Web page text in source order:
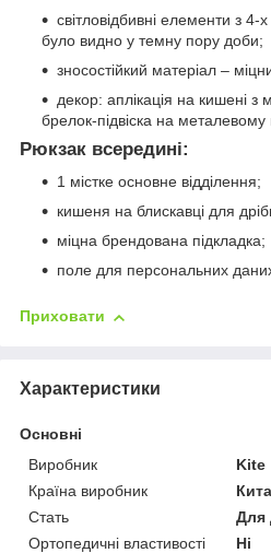
світловідбивні елементи з
було видно у темну пору доби;
зносостійкий матеріал –
декор: аплікація на кишені з
брелок-підвіска на металевому
Рюкзак всередині:
1 містке основне відділення;
кишеня на блискавці для
міцна брендована підкладка;
поле для персональних
Приховати
Характеристики
Основні
Виробник
Kite
Країна виробник
Стать
Для
Ортопедичні властивості
Ні